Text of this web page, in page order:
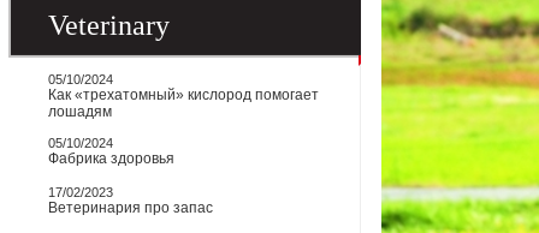
Veterinary
05/10/2024
Как «трехатомный» кислород помогает
лошадям
05/10/2024
Фабрика здоровья
17/02/2023
Ветеринария про запас